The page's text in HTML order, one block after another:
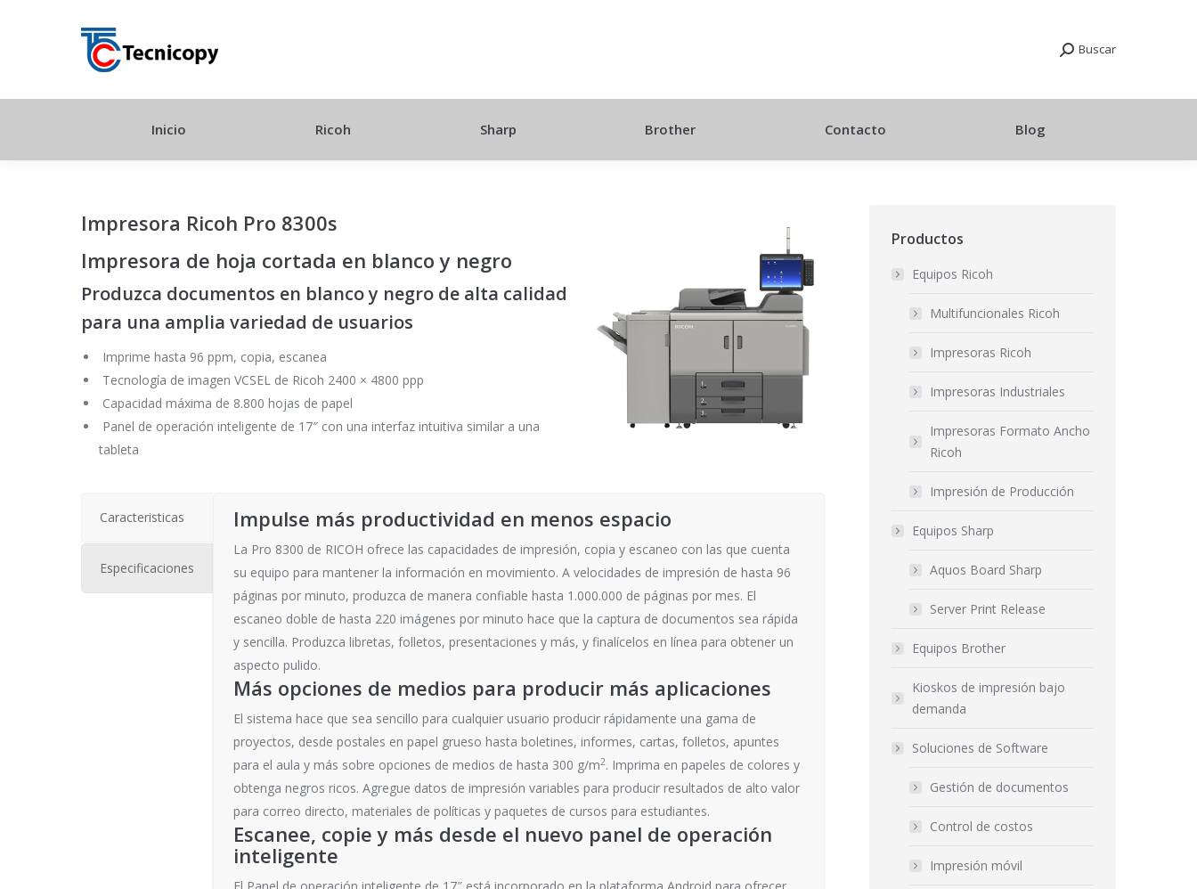
Buscar
Inicio Ricoh Sharp Brother Contacto Blog
Impresora Ricoh Pro 8300s
Impresora de hoja cortada en blanco y negro
Produzca documentos en blanco y negro de alta calidad
para una amplia variedad de usuarios
Imprime hasta 96 ppm, copia, escanea
Tecnología de imagen VCSEL de Ricoh 2400 × 4800 ppp
Capacidad máxima de 8.800 hojas de papel
Panel de operación inteligente de 17″ con una interfaz intuitiva similar a una
tableta
Caracteristicas
Especificaciones
Impulse más productividad en menos espacio
La Pro 8300 de RICOH ofrece las capacidades de impresión, copia y escaneo con las que cuenta
su equipo para mantener la información en movimiento. A velocidades de impresión de hasta 96
páginas por minuto, produzca de manera confiable hasta 1.000.000 de páginas por mes. El
escaneo doble de hasta 220 imágenes por minuto hace que la captura de documentos sea rápida
y sencilla. Produzca libretas, folletos, presentaciones y más, y finalícelos en línea para obtener un
aspecto pulido.
Más opciones de medios para producir más aplicaciones
El sistema hace que sea sencillo para cualquier usuario producir rápidamente una gama de
proyectos, desde postales en papel grueso hasta boletines, informes, cartas, folletos, apuntes
para el aula y más sobre opciones de medios de hasta 300 g/m2. Imprima en papeles de colores y
obtenga negros ricos. Agregue datos de impresión variables para producir resultados de alto valor
para correo directo, materiales de políticas y paquetes de cursos para estudiantes.
Escanee, copie y más desde el nuevo panel de operación
inteligente
Productos
Equipos Ricoh
Multifuncionales Ricoh
Impresoras Ricoh
Impresoras Industriales
Impresoras Formato Ancho
Ricoh
Impresión de Producción
Equipos Sharp
Aquos Board Sharp
Server Print Release
Equipos Brother
Kioskos de impresión bajo
demanda
Soluciones de Software
Gestión de documentos
Control de costos
Impresión móvil